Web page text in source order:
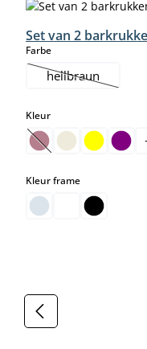
Set van 2
Farbeselect
hellbraun
(Deze optie is
Kleurselect
(Deze optie is
Kleur frameselect